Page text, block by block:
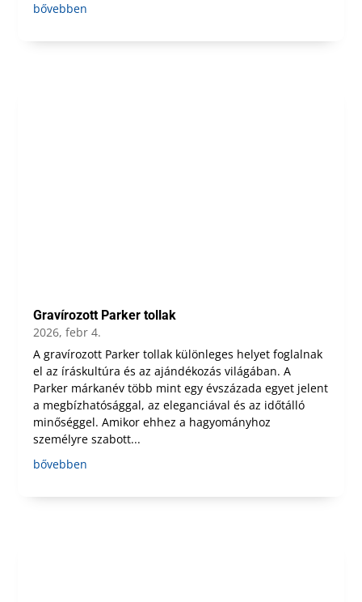
bővebben
Gravírozott Parker tollak
2026, febr 4.
A gravírozott Parker tollak különleges helyet foglalnak
el az íráskultúra és az ajándékozás világában. A
Parker márkanév több mint egy évszázada egyet jelent
a megbízhatósággal, az eleganciával és az időtálló
minőséggel. Amikor ehhez a hagyományhoz
személyre szabott...
bővebben